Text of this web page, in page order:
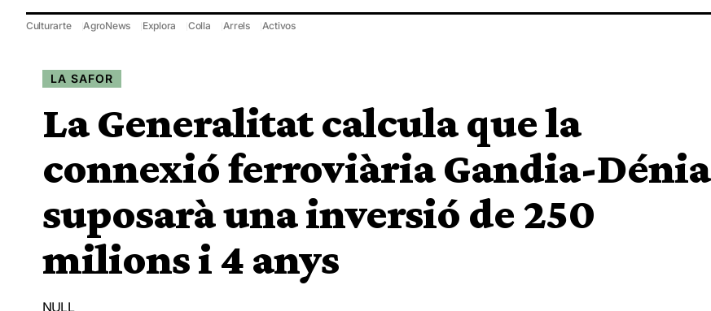
Culturarte AgroNews Explora Colla Arrels Activos
LA SAFOR
La Generalitat calcula que la
connexió ferroviària Gandia-Dénia
suposarà una inversió de 250
milions i 4 anys
NULL